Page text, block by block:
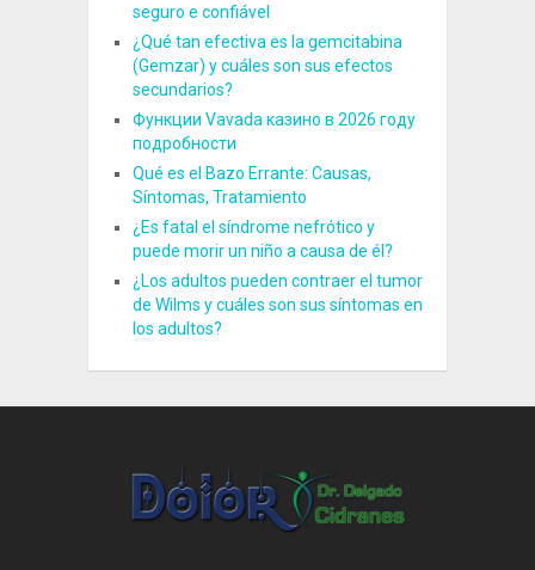
seguro e confiável
¿Qué tan efectiva es la gemcitabina
(Gemzar) y cuáles son sus efectos
secundarios?
Функции Vavada казино в 2026 году
подробности
Qué es el Bazo Errante: Causas,
Síntomas, Tratamiento
¿Es fatal el síndrome nefrótico y
puede morir un niño a causa de él?
¿Los adultos pueden contraer el tumor
de Wilms y cuáles son sus síntomas en
los adultos?